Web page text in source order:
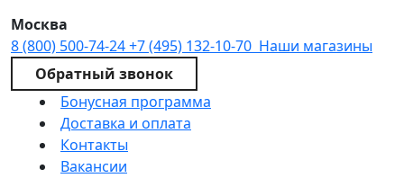
Москва
8 (800) 500-74-24+7 (495) 132-10-70 Наши магазины
Обратный звонок
Бонусная программа
Доставка и оплата
Контакты
Вакансии